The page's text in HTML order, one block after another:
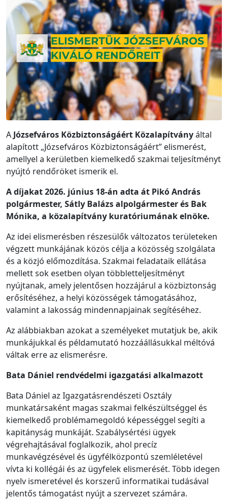
A Józsefváros Közbiztonságáért Közalapítványáltal
alapított „Józsefváros Közbiztonságáért” elismerést,
amellyel a kerületben kiemelkedő szakmai teljesítményt
nyújtó rendőröket ismerik el.
A díjakat 2026. június 18-án adta át Pikó András
polgármester, Sátly Balázs alpolgármester és Bak
Mónika, a közalapítvány kuratóriumának elnöke.
Az idei elismerésben részesülők változatos területeken
végzett munkájának közös célja a közösség szolgálata
és a közjó előmozdítása. Szakmai feladataik ellátása
mellett sok esetben olyan többletteljesítményt
nyújtanak, amely jelentősen hozzájárul a közbiztonság
erősítéséhez, a helyi közösségek támogatásához,
valamint a lakosság mindennapjainak segítéséhez.
Az alábbiakban azokat a személyeket mutatjuk be, akik
munkájukkal és példamutató hozzáállásukkal méltóvá
váltak erre az elismerésre.
Bata Dániel rendvédelmi igazgatási alkalmazott
Bata Dániel az Igazgatásrendészeti Osztály
munkatársaként magas szakmai felkészültséggel és
kiemelkedő problémamegoldó képességgel segíti a
kapitányság munkáját. Szabálysértési ügyek
végrehajtásával foglalkozik, ahol precíz
munkavégzésével és ügyfélközpontú szemléletével
vívta ki kollégái és az ügyfelek elismerését. Több idegen
nyelv ismeretével és korszerű informatikai tudásával
jelentős támogatást nyújt a szervezet számára.